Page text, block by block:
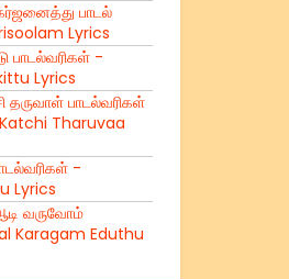
பாடல்
Lyrics
பாடல்வரிகள் -
Lyrics
தருவாள் பாடல்வரிகள்
Tharuvaa
-
Lyrics
வருவோம்
Karagam Eduthu